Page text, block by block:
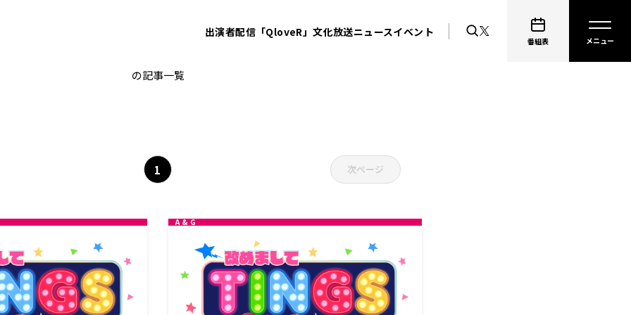
出演者配信「QloveR」文化放送ニュースイベント
番組表
ゆらゆらシスターズ
の記事一覧
1 次ページ